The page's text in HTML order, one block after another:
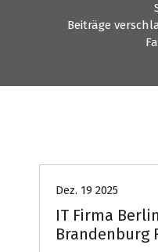
Beiträge
Dez. 19 2025
IT Firma
Brandenburg